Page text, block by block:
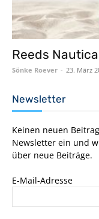
Reeds
Sönke Roever - 23. März
Newsletter
Keinen neuen
Newsletter ein und
über neue Beiträge.
E-Mail-Adresse